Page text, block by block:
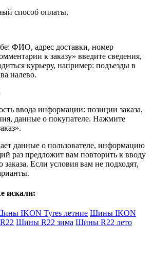
способ оплаты.
ФИО, адрес доставки, номер
к заказу» введите сведения,
курьеру, например: подъезды в
налево.
ввода информации: позиции заказа,
данные о покупателе. Нажмите
данные о пользователе, информацию
раз предложит вам повторить к вводу
Если условия вам не подходят,
искали:
IKON Tyres летние Шины IKON
Шины R22 зима Шины R22 лето